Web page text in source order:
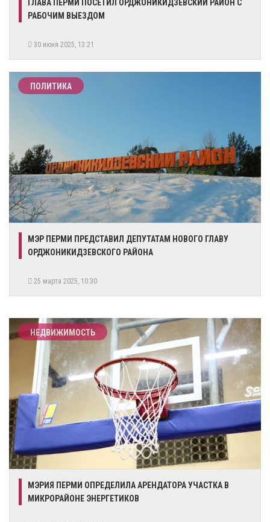
​ГЛАВА ПЕРМИ ПОСЕТИЛ ОРДЖОНИКИДЗЕВСКИЙ РАЙОН С
РАБОЧИМ ВЫЕЗДОМ
30 июня 2025, 13:21
ПОЛИТИКА
​МЭР ПЕРМИ ПРЕДСТАВИЛ ДЕПУТАТАМ НОВОГО ГЛАВУ
ОРДЖОНИКИДЗЕВСКОГО РАЙОНА
25 марта 2025, 10:30
НЕДВИЖИМОСТЬ
​МЭРИЯ ПЕРМИ ОПРЕДЕЛИЛА АРЕНДАТОРА УЧАСТКА В
МИКРОРАЙОНЕ ЭНЕРГЕТИКОВ